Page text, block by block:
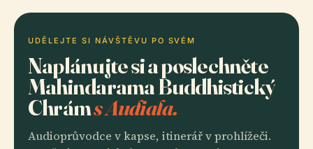
UDĚLEJTE SI NÁVŠTĚVU PO SVÉM
Naplánujte si a poslechněte
Mahindarama Buddhistický
Chráms Audiala.
Audioprůvodce v kapse, itinerář v prohlížeči.